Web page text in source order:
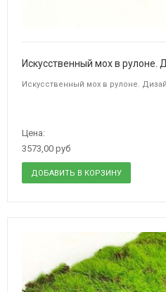
Искусственный мох в рулоне.
Искусственный мох в рулоне.
Цена:
3573,00 руб